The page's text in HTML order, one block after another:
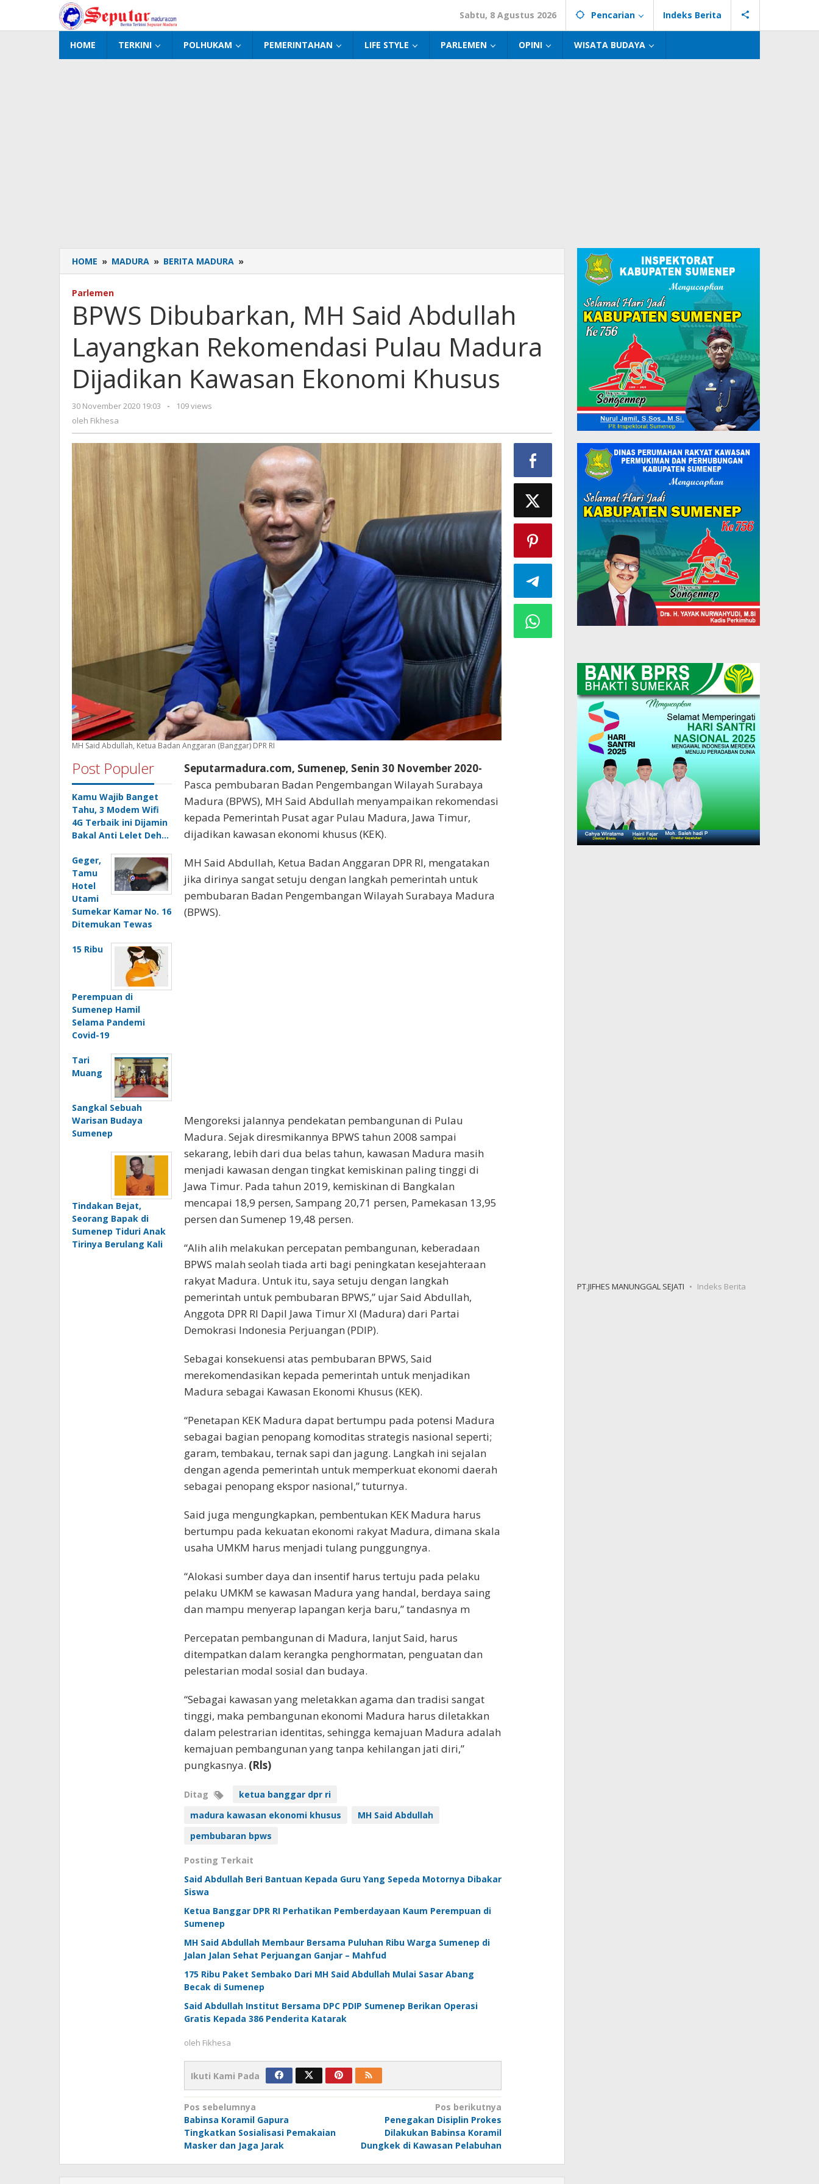
konten
Sabtu, 8 Agustus 2026 Pencarian Indeks Berita
HOME TERKINI POLHUKAM PEMERINTAHAN LIFE STYLE PARLEMEN OPINI WISATA BUDAYA
HOME » MADURA » BERITA MADURA »
Dibubarkan,
Abdullah
Layangkan
Pulau
Dijadikan
Kawasan
Parlemen
BPWS Dibubarkan, MH Said Abdullah
Layangkan Rekomendasi Pulau Madura
Dijadikan Kawasan Ekonomi Khusus
30 November 2020 19:03
oleh
-
109 views
oleh Fikhesa
MH Said Abdullah, Ketua Badan Anggaran (Banggar) DPR RI
Post Populer
Kamu Wajib Banget
Tahu, 3 Modem Wifi
4G Terbaik ini Dijamin
Bakal Anti Lelet Deh…
Geger,
Tamu
Hotel
Utami
Sumekar Kamar No. 16
Ditemukan Tewas
15 Ribu
Perempuan di
Sumenep Hamil
Selama Pandemi
Covid-19
Tari
Muang
Sangkal Sebuah
Warisan Budaya
Sumenep
Tindakan Bejat,
Seorang Bapak di
Sumenep Tiduri Anak
Tirinya Berulang Kali
Seputarmadura.com, Sumenep, Senin 30 November 2020-
Pasca pembubaran Badan Pengembangan Wilayah Surabaya
Madura (BPWS), MH Said Abdullah menyampaikan rekomendasi
kepada Pemerintah Pusat agar Pulau Madura, Jawa Timur,
dijadikan kawasan ekonomi khusus (KEK).
MH Said Abdullah, Ketua Badan Anggaran DPR RI, mengatakan
jika dirinya sangat setuju dengan langkah pemerintah untuk
pembubaran Badan Pengembangan Wilayah Surabaya Madura
(BPWS).
Mengoreksi jalannya pendekatan pembangunan di Pulau
Madura. Sejak diresmikannya BPWS tahun 2008 sampai
sekarang, lebih dari dua belas tahun, kawasan Madura masih
menjadi kawasan dengan tingkat kemiskinan paling tinggi di
Jawa Timur. Pada tahun 2019, kemiskinan di Bangkalan
mencapai 18,9 persen, Sampang 20,71 persen, Pamekasan 13,95
persen dan Sumenep 19,48 persen.
“Alih alih melakukan percepatan pembangunan, keberadaan
BPWS malah seolah tiada arti bagi peningkatan kesejahteraan
rakyat Madura. Untuk itu, saya setuju dengan langkah
pemerintah untuk pembubaran BPWS,” ujar Said Abdullah,
Anggota DPR RI Dapil Jawa Timur XI (Madura) dari Partai
Demokrasi Indonesia Perjuangan (PDIP).
Sebagai konsekuensi atas pembubaran BPWS, Said
merekomendasikan kepada pemerintah untuk menjadikan
Madura sebagai Kawasan Ekonomi Khusus (KEK).
“Penetapan KEK Madura dapat bertumpu pada potensi Madura
sebagai bagian penopang komoditas strategis nasional seperti;
garam, tembakau, ternak sapi dan jagung. Langkah ini sejalan
dengan agenda pemerintah untuk memperkuat ekonomi daerah
sebagai penopang ekspor nasional,” tuturnya.
Said juga mengungkapkan, pembentukan KEK Madura harus
bertumpu pada kekuatan ekonomi rakyat Madura, dimana skala
usaha UMKM harus menjadi tulang punggungnya.
“Alokasi sumber daya dan insentif harus tertuju pada pelaku
pelaku UMKM se kawasan Madura yang handal, berdaya saing
dan mampu menyerap lapangan kerja baru,” tandasnya m
Percepatan pembangunan di Madura, lanjut Said, harus
ditempatkan dalam kerangka penghormatan, penguatan dan
pelestarian modal sosial dan budaya.
“Sebagai kawasan yang meletakkan agama dan tradisi sangat
tinggi, maka pembangunan ekonomi Madura harus diletakkan
dalam pelestrarian identitas, sehingga kemajuan Madura adalah
kemajuan pembangunan yang tanpa kehilangan jati diri,”
pungkasnya. (Rls)
Ditag
ketua banggar dpr ri
madura kawasan ekonomi khusus
MH Said Abdullah
pembubaran bpws
Posting Terkait
Said Abdullah Beri Bantuan Kepada Guru Yang Sepeda Motornya Dibakar
Siswa
Ketua Banggar DPR RI Perhatikan Pemberdayaan Kaum Perempuan di
Sumenep
MH Said Abdullah Membaur Bersama Puluhan Ribu Warga Sumenep di
Jalan Jalan Sehat Perjuangan Ganjar – Mahfud
175 Ribu Paket Sembako Dari MH Said Abdullah Mulai Sasar Abang
Becak di Sumenep
Said Abdullah Institut Bersama DPC PDIP Sumenep Berikan Operasi
Gratis Kepada 386 Penderita Katarak
oleh Fikhesa
Ikuti Kami Pada
Navigasi
pos
Pos sebelumnya
Babinsa Koramil Gapura
Tingkatkan Sosialisasi Pemakaian
Masker dan Jaga Jarak
Pos berikutnya
Penegakan Disiplin Prokes
Dilakukan Babinsa Koramil
Dungkek di Kawasan Pelabuhan
PT.JIFHES MANUNGGAL SEJATI Indeks Berita